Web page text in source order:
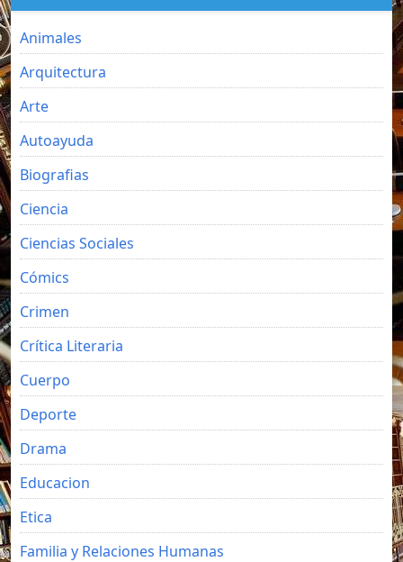
Animales
Arquitectura
Arte
Autoayuda
Biografias
Ciencia
Ciencias Sociales
Cómics
Crimen
Crítica Literaria
Cuerpo
Deporte
Drama
Educacion
Etica
Familia y Relaciones Humanas